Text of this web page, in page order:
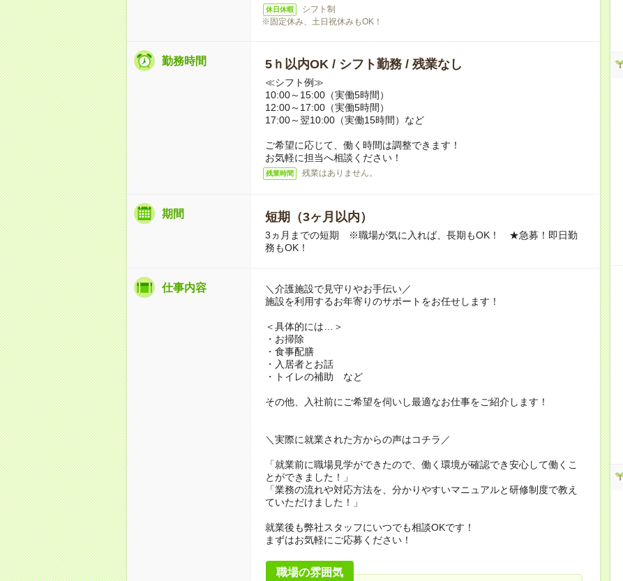
休日休暇
シフト制
※固定休み、土日祝休みもOK！
勤務時間 5ｈ以内OK / シフト勤務 / 残業なし
≪シフト例≫
10:00～15:00（実働5時間）
12:00～17:00（実働5時間）
17:00～翌10:00（実働15時間）など
ご希望に応じて、働く時間は調整できます！
お気軽に担当へ相談ください！
残業時間 残業はありません。
期間 短期（3ヶ月以内）
3ヵ月までの短期 ※職場が気に入れば、長期もOK！ ★急募！即日勤
務もOK！
仕事内容
＼介護施設で見守りやお手伝い／
施設を利用するお年寄りのサポートをお任せします！
＜具体的には…＞
・お掃除
・食事配膳
・入居者とお話
・トイレの補助 など
その他、入社前にご希望を伺いし最適なお仕事をご紹介します！
＼実際に就業された方からの声はコチラ／
「就業前に職場見学ができたので、働く環境が確認でき安心して働くこ
とができました！」
「業務の流れや対応方法を、分かりやすいマニュアルと研修制度で教え
ていただけました！」
就業後も弊社スタッフにいつでも相談OKです！
まずはお気軽にご応募ください！
職場の雰囲気